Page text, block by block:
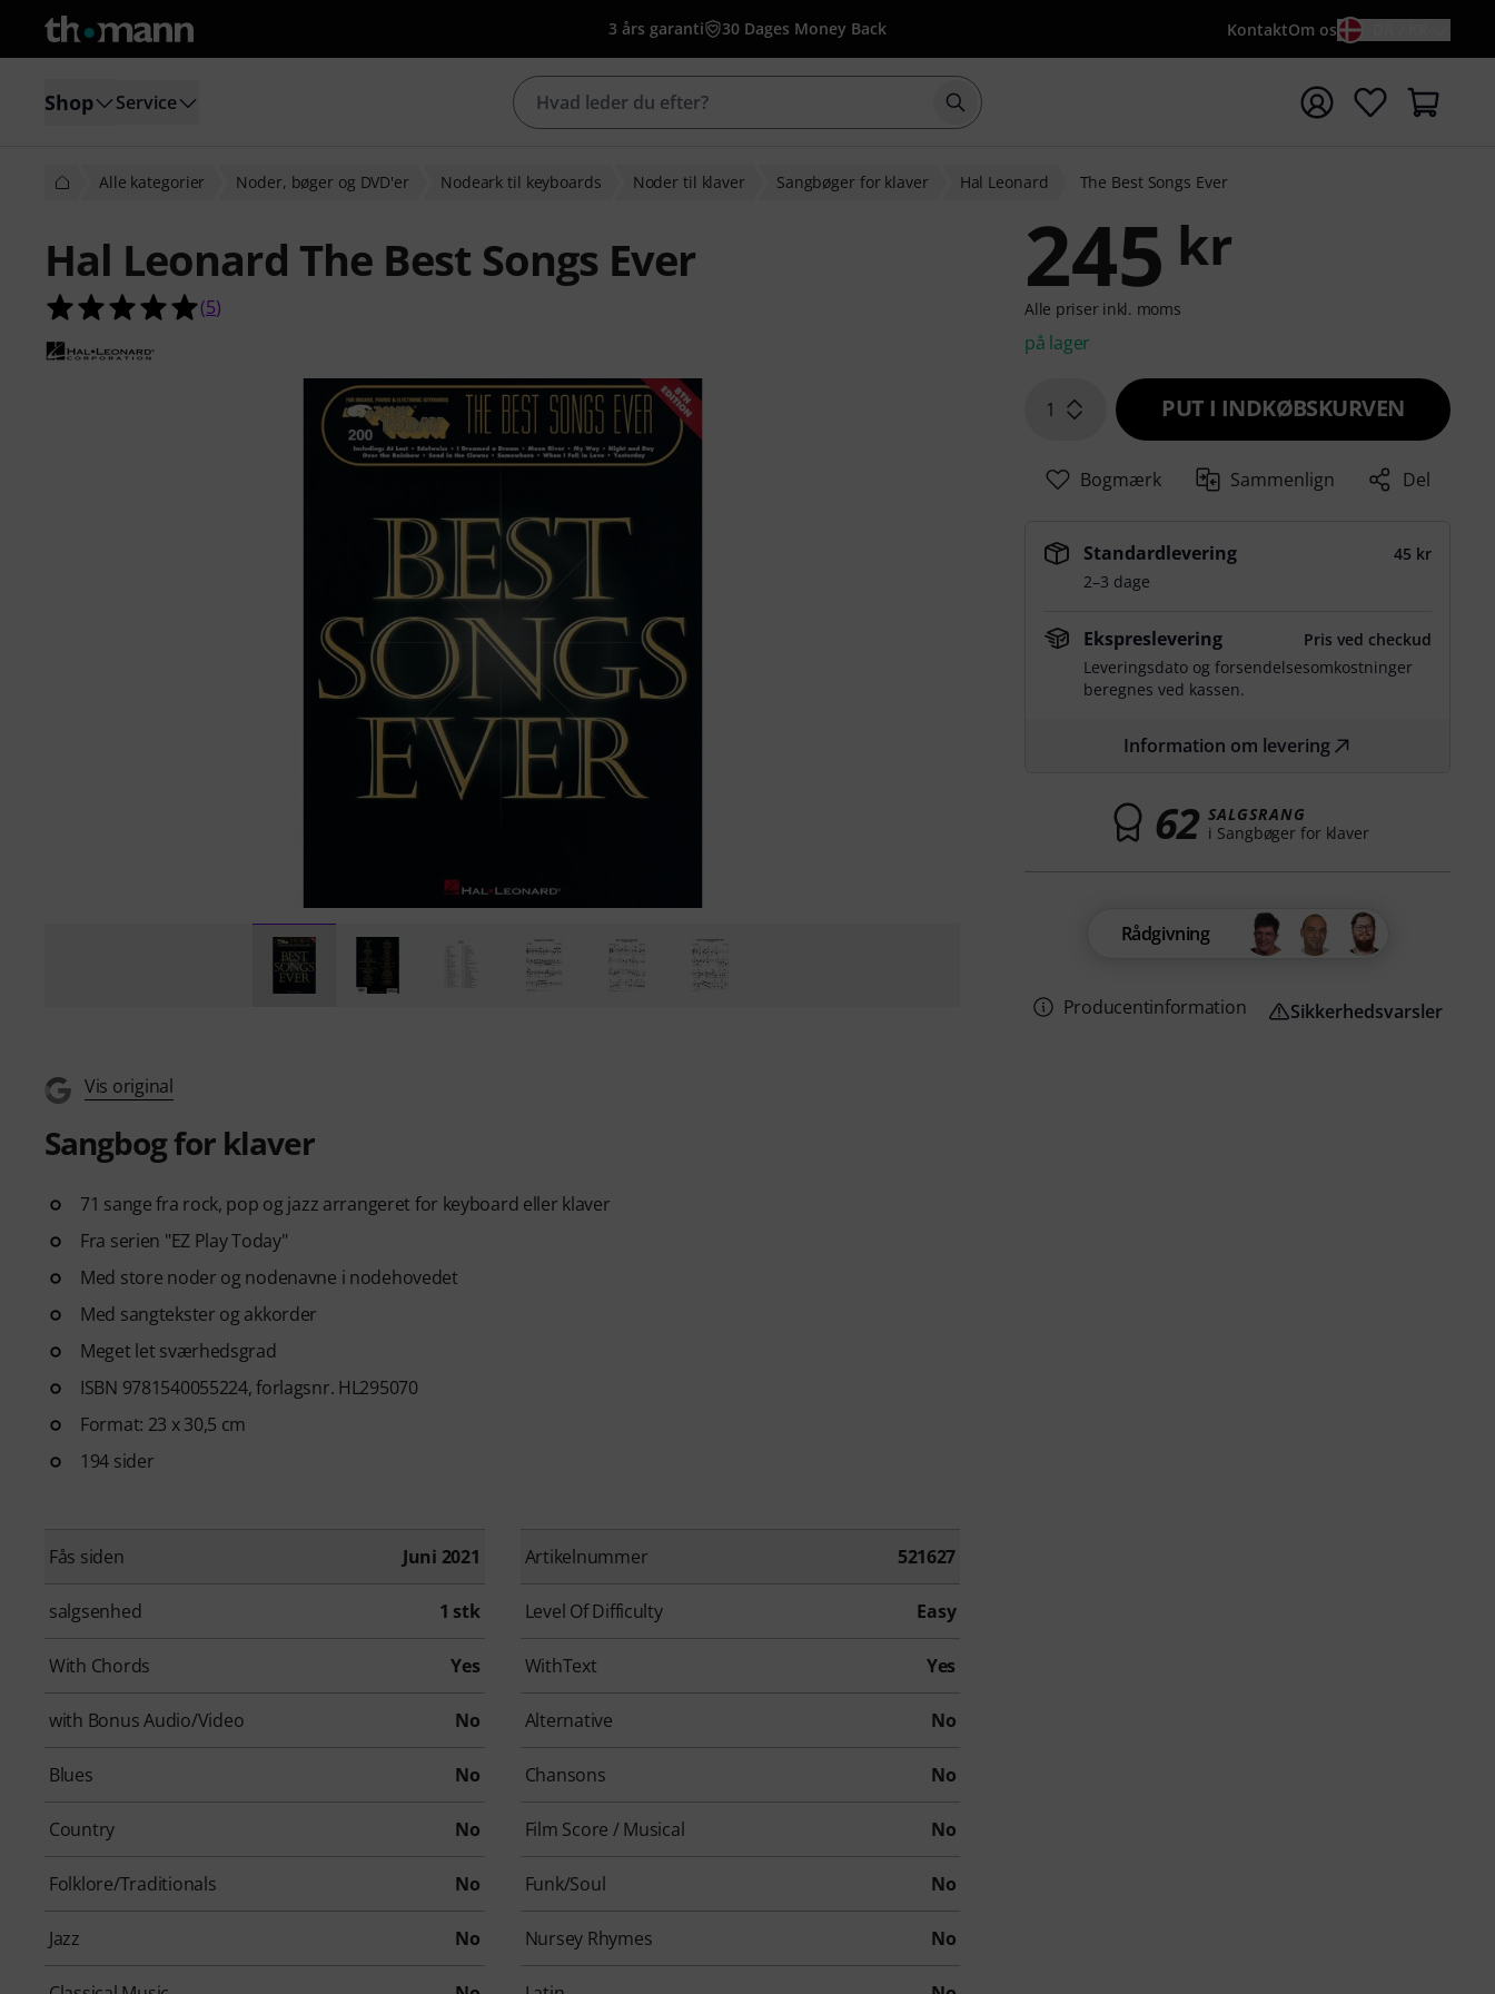
3 års garanti 30 Dages Money Back KontaktOm os
Shop Service Start søgning med søgeord {searchTerm}
Alle kategorier Noder, bøger og DVD'er Nodeark til keyboards Noder til klaver Sangbøger for klaver Hal Leonard The Best Songs Ever
Hal Leonard The Best Songs Ever
5.0 ud af 5 stjerner fra 5 kundebedømmelser
(5)
Vis original
Sangbog for klaver
71 sange fra rock, pop og jazz arrangeret for keyboard eller klaver
Fra serien "EZ Play Today"
Med store noder og nodenavne i nodehovedet
Med sangtekster og akkorder
Meget let sværhedsgrad
ISBN 9781540055224, forlagsnr. HL295070
Format: 23 x 30,5 cm
194 sider
Fås siden Juni 2021 Artikelnummer 521627
salgsenhed 1 stk Level Of Difficulty Easy
With Chords Yes WithText Yes
with Bonus Audio/Video No Alternative No
Blues No Chansons No
Country No Film Score / Musical No
Folklore/Traditionals No Funk/Soul No
Jazz No Nursey Rhymes No
245 kr
Alle priser inkl. moms
på lager
1 PUT I INDKØBSKURVEN
Bogmærk Sammenlign Del
Standardlevering
45 kr
2–3 dage
Ekspreslevering
Pris ved checkud
Leveringsdato og forsendelsesomkostninger
beregnes ved kassen.
Information om levering
62 SALGSRANG
i Sangbøger for klaver
Rådgivning
Producentinformation Sikkerhedsvarsler